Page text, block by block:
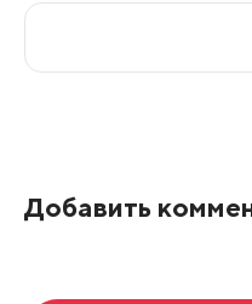
Добавить